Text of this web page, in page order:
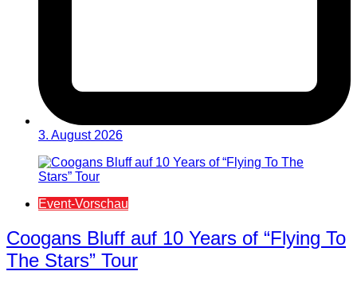
3. August 2026
Event-Vorschau
Coogans Bluff auf 10 Years of “Flying To
The Stars” Tour